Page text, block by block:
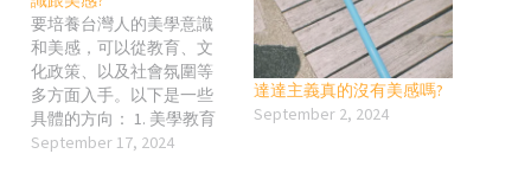
要培養台灣人的美學意識
和美感，可以從教育、文
化政策、以及社會氛圍等
多方面入手。以下是一些
具體的方向： 1. 美學教育
從小扎根 課程融入美學：
September 17, 2024
達達主義真的沒有美感嗎?
September 2, 2024